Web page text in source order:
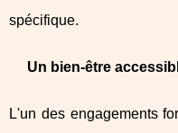
spécifique.
Un bien-être
L'un des engagements